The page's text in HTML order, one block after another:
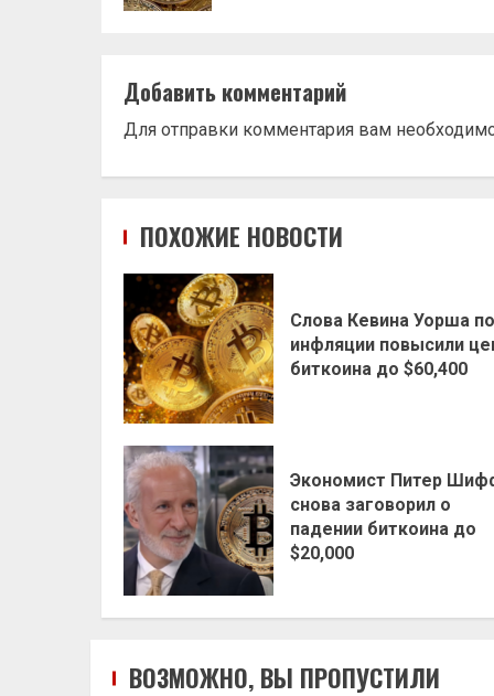
Добавить комментарий
Для отправки комментария вам
ПОХОЖИЕ НОВОСТИ
Слова Кевина Уорша по
инфляции повысили
биткоина до $60,400
Экономист Питер
снова заговорил о
падении биткоина до
$20,000
ВОЗМОЖНО, ВЫ ПРОПУСТИЛИ